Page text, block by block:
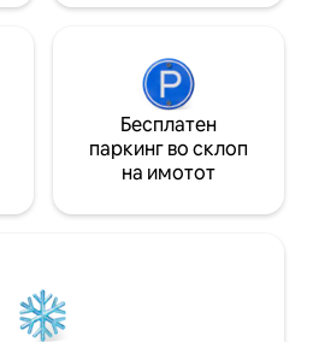
Бесплатен
паркинг во склоп
на имотот